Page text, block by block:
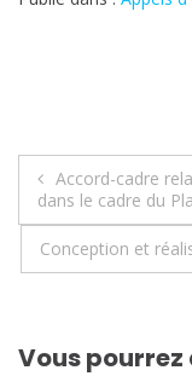
de
l’article
Accord-cadre
dans le cadre du
Conception et
Vous